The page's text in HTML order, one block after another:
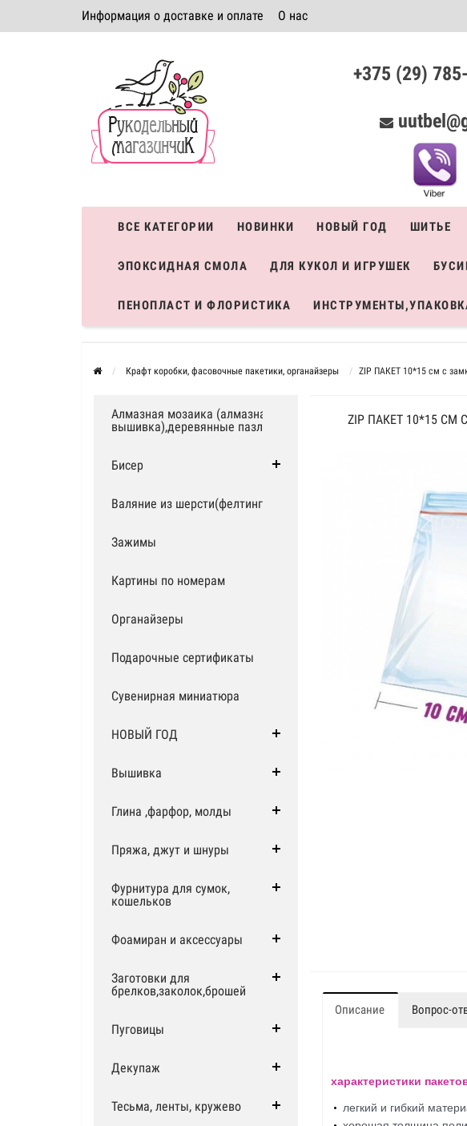
Информация о доставке и оплате О нас
Система скидок +375 (29)
ВСЕ КАТЕГОРИИ НОВИНКИ НОВЫЙ ГОД ШИТЬЕ
ЭПОКСИДНАЯ СМОЛА ДЛЯ КУКОЛ И ИГРУШЕК
ПЕНОПЛАСТ И ФЛОРИСТИКА
Крафт коробки, фасовочные пакетики, органайзеры ZIP ПАКЕТ 10*15 см с
Алмазная мозаика (алмазная
вышивка),деревянные пазлы
Бисер
Валяние из шерсти(фелтинг)
Зажимы
Картины по номерам
Органайзеры
Подарочные сертификаты
Сувенирная миниатюра
НОВЫЙ ГОД
Вышивка
Глина ,фарфор, молды
Пряжа, джут и шнуры
Фурнитура для сумок,
кошельков
Фоамиран и аксессуары
Заготовки для
брелков,заколок,брошей
Пуговицы
Декупаж
Тесьма, ленты, кружево
ZIP ПАКЕТ 10*15 СМ
Описание Вопрос-
характеристики
легкий и гибкий